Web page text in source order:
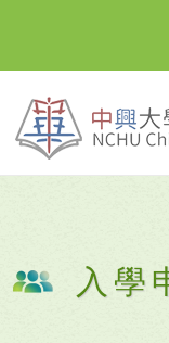
入